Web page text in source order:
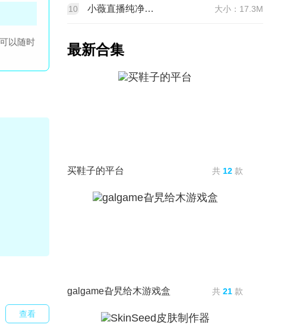
以随时
查看
10 小薇直播纯净版tv版安装包v2.7.0.6足道纯净版 大小：17.3M
最新合集
买鞋子的平台 共 12 款
galgame旮旯给木游戏盒 共 21 款